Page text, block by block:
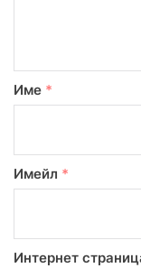
Име *
Имейл *
Интернет